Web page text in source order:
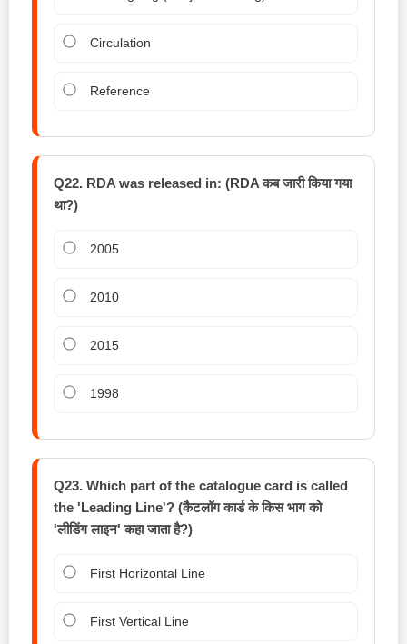
Circulation
Reference
Q22. RDA was released in: (RDA कब जारी किया गया
था?)
2005
2010
2015
1998
Q23. Which part of the catalogue card is called
the 'Leading Line'? (कैटलॉग कार्ड के किस भाग को
'लीडिंग लाइन' कहा जाता है?)
First Horizontal Line
First Vertical Line